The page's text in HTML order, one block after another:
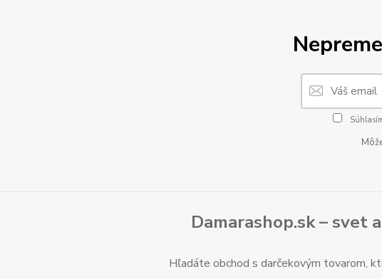
Damarashop.sk – svet
Hľadáte obchod s darčekovým tovarom,